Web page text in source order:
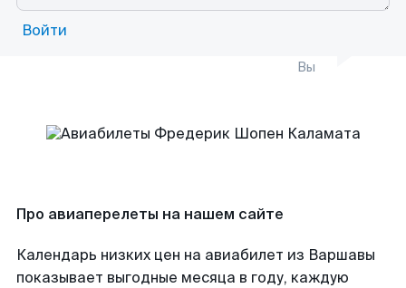
Войти
Вы
Про авиаперелеты на нашем сайте
Календарь низких цен на авиабилет из Варшавы
показывает выгодные месяца в году, каждую